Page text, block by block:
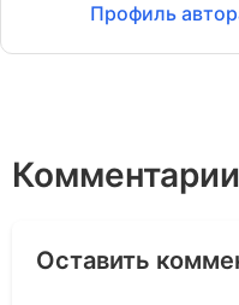
Профиль
Комментарии
Оставить